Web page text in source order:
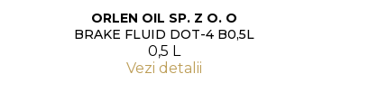
ORLEN OIL SP. Z O. O
BRAKE FLUID DOT-4 B0,5L
0,5 L
Vezi detalii